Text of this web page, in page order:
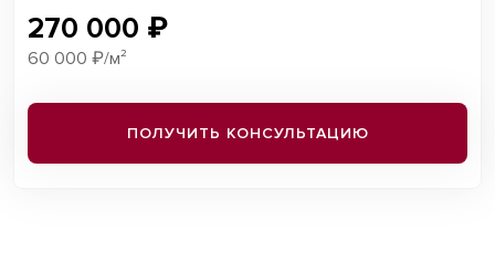
270 000 ₽
60 000 ₽/м²
ПОЛУЧИТЬ КОНСУЛЬТАЦИЮ